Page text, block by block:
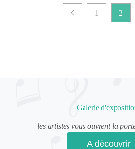
1 2
Galerie
les artistes vous ouvrent la
A découvrir